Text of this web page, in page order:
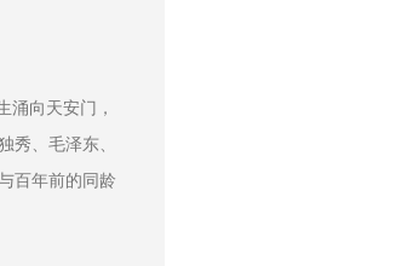
涌向天安门，
、毛泽东、
百年前的同龄